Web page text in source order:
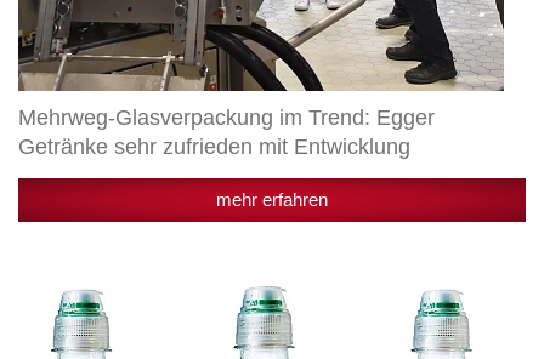
Mehrweg-Glasverpackung im Trend: Egger
Getränke sehr zufrieden mit Entwicklung
mehr erfahren
Lebensmittelhandel:
Masks